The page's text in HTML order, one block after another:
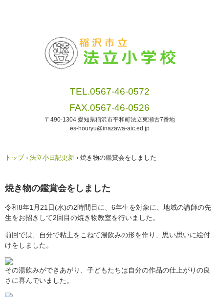
TEL.0567-46-0572
FAX.0567-46-0526
〒490-1304 愛知県稲沢市平和町法立東瀬古7番地
es-houryu@inazawa-aic.ed.jp
トップ › 法立小日記更新 › 焼き物の鑑賞会をしました
焼き物の鑑賞会をしました
令和8年1月21日(水)の2時間目に、6年生を対象に、地域の講師の先
生をお招きして2回目の焼き物教室を行いました。
前回では、自分で粘土をこねて湯飲みの形を作り、思い思いに絵付
けをしました。
その湯飲みができあがり、子どもたちは自分の作品の仕上がりの良
さに喜んでいました。